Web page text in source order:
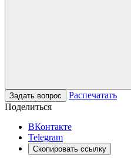
Задать вопрос
Распечатать
Поделиться
ВКонтакте
Telegram
Скопировать ссылку